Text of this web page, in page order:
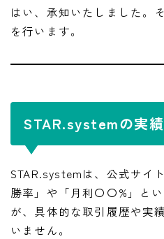
はい、承知いたしました。
を行います。
STAR.systemの実
STAR.systemは、公式サイ
勝率」や「月利〇〇%」と
が、具体的な取引履歴や実
いません。